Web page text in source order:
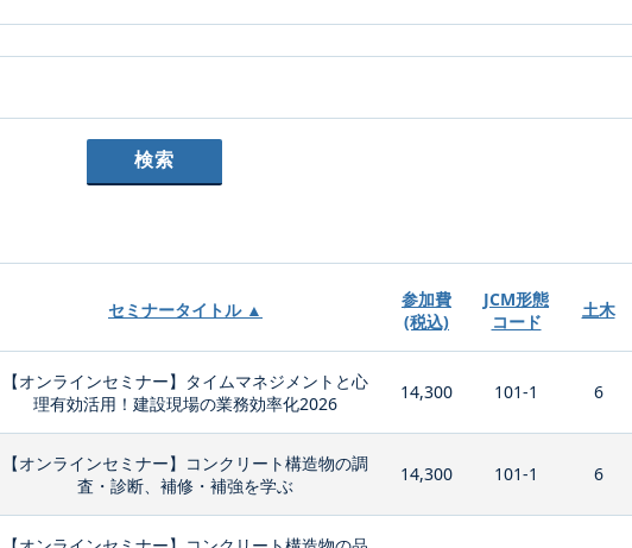
セミナータイトル ▲
参加費
(税込)
JCM形態
コード
土木
【オンラインセミナー】タイムマネジメントと心
理有効活用！建設現場の業務効率化2026
14,300 101-1 6
【オンラインセミナー】コンクリート構造物の調
査・診断、補修・補強を学ぶ
14,300 101-1 6